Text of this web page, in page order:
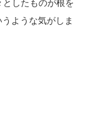
したものが根を
ような気がしま